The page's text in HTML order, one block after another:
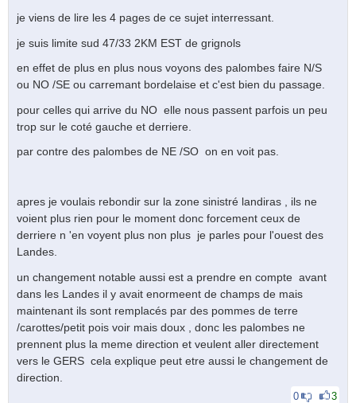
je viens de lire les 4 pages de ce sujet interressant.
je suis limite sud 47/33 2KM EST de grignols
en effet de plus en plus nous voyons des palombes faire N/S
ou NO /SE ou carremant bordelaise et c'est bien du passage.
pour celles qui arrive du NO elle nous passent parfois un peu
trop sur le coté gauche et derriere.
par contre des palombes de NE /SO on en voit pas.
apres je voulais rebondir sur la zone sinistré landiras , ils ne
voient plus rien pour le moment donc forcement ceux de
derriere n 'en voyent plus non plus je parles pour l'ouest des
Landes.
un changement notable aussi est a prendre en compte avant
dans les Landes il y avait enormeent de champs de mais
maintenant ils sont remplacés par des pommes de terre
/carottes/petit pois voir mais doux , donc les palombes ne
prennent plus la meme direction et veulent aller directement
vers le GERS cela explique peut etre aussi le changement de
direction.
0 3